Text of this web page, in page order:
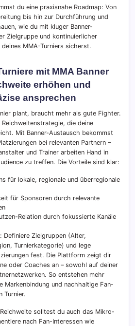
du eine praxisnahe Roadmap: Von
bis hin zur Durchführung und
wie du mit kluger Banner-
Zielgruppe und kontinuierlicher
MMA-Turniers sicherst.
mit MMA Banner
erhöhen und
ansprechen
plant, braucht mehr als gute Fighter.
die deine
Mit Banner-Austausch bekommst
bei relevanten Partnern –
und Trainer arbeiten Hand in
zu treffen. Die Vorteile sind klar:
für lokale, regionale und überregionale
für Sponsoren durch relevante
Relation durch fokussierte Kanäle
Definiere Zielgruppen (Alter,
Turnierkategorie) und lege
fest. Die Plattform zeigt dir
oder Coaches an – sowohl auf deiner
So entstehen mehr
Markenbindung und nachhaltige Fan-
Turnier.
solltest du auch das Mikro-
nach Fan-Interessen wie